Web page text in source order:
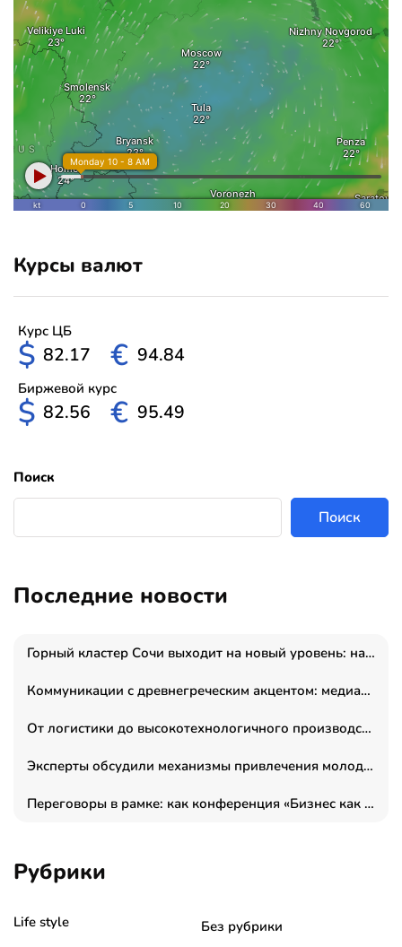
Курсы валют
Курс ЦБ
$ 82.17 € 94.84
Биржевой курс
$ 82.56 € 95.49
Поиск
Поиск
Последние новости
Горный кластер Сочи выходит на новый уровень: налоги игорной зоны выросли на 15%, а весь курорт вошёл в федеральный проект «Производительность труда»
Коммуникации с древнегреческим акцентом: медиаменеджер и журналист Владимир Дергачев запустил коммуникационное агентство «Сократ 2.0»
От логистики до высокотехнологичного производства: как основатель “гагаринга” выстраивает экосистему безопасности и гражданских БПЛА
Эксперты обсудили механизмы привлечения молодых специалистов в промышленные города
Переговоры в рамке: как конференция «Бизнес как искусство» переформатирует деловой этикет в стенах ТПП РФ
Рубрики
Life style Без рубрики